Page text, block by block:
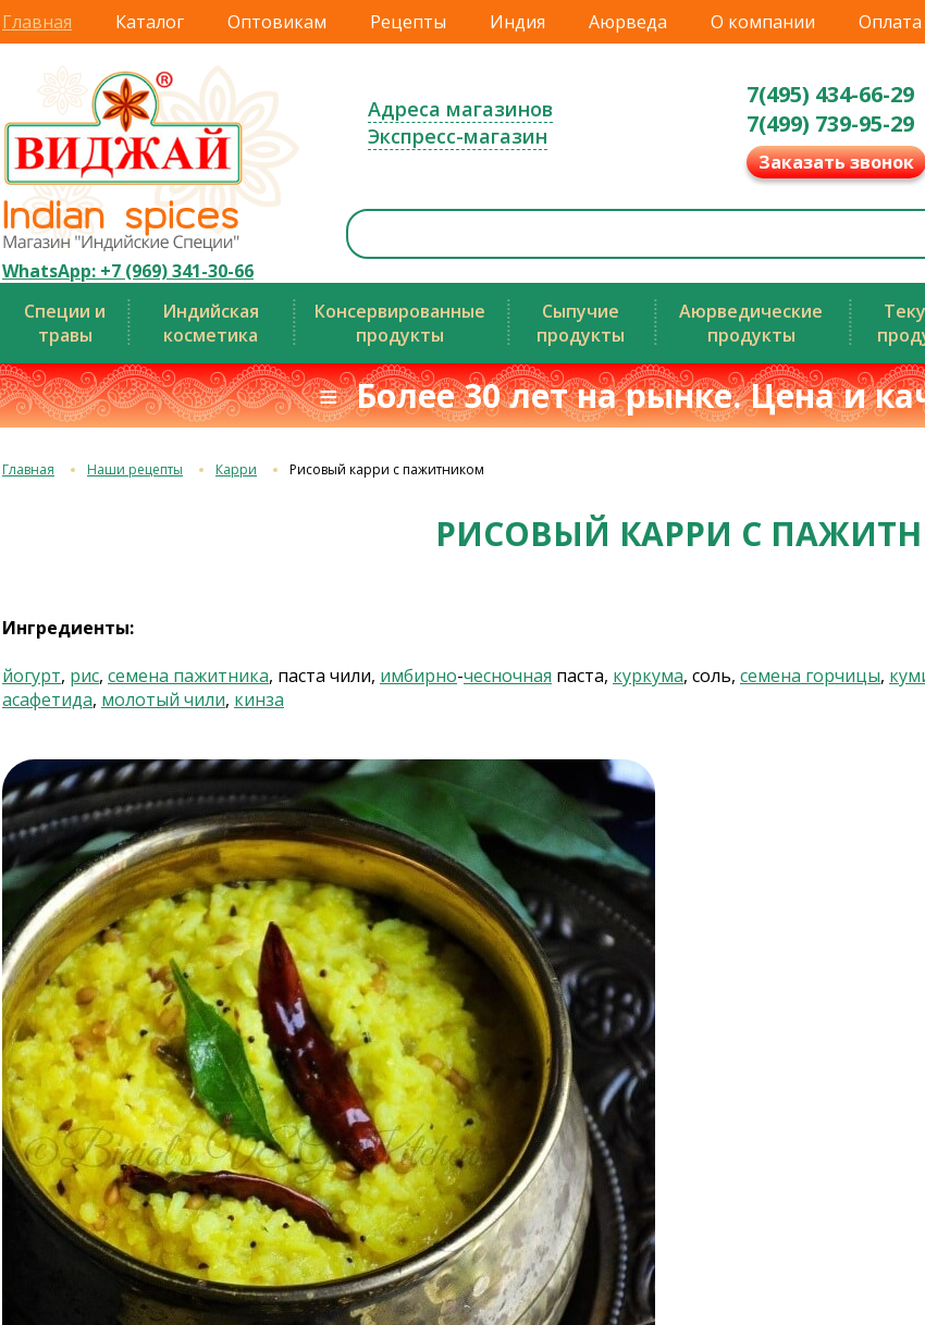
Главная Каталог Оптовикам Рецепты Индия Аюрведа О компании Оплата
WhatsApp: +7 (969) 341-30-66
Адреса магазинов
Экспресс-магазин
7(495) 434-66-29
7(499) 739-95-29
Заказать звонок
Специи и
травы
Индийская
косметика
Консервированные
продукты
Сыпучие
продукты
Аюрведические
продукты
≡ Более 30 лет на рынке. Цена и
Главная Наши рецепты Карри Рисовый карри с пажитником
РИСОВЫЙ КАРРИ С
Ингредиенты:
йогурт, рис, семена пажитника, паста чили, имбирно-чесночная паста, куркума, соль, семена горчицы,
асафетида, молотый чили, кинза